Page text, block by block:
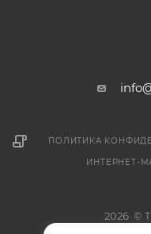
ПОЛИТИКА
ИНТЕРНЕТ-
2026 ©